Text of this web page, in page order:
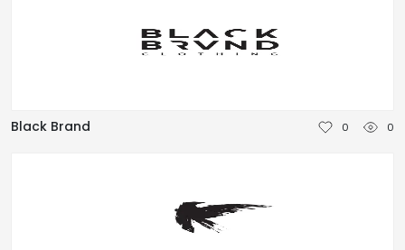
Black Brand 0 0